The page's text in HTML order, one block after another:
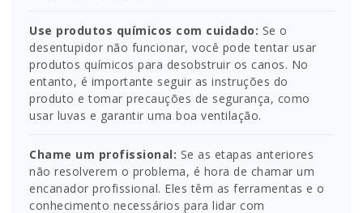
Use produtos químicos com cuidado: Se o
desentupidor não funcionar, você pode tentar usar
produtos químicos para desobstruir os canos. No
entanto, é importante seguir as instruções do
produto e tomar precauções de segurança, como
usar luvas e garantir uma boa ventilação.
Chame um profissional: Se as etapas anteriores
não resolverem o problema, é hora de chamar um
encanador profissional. Eles têm as ferramentas e o
conhecimento necessários para lidar com